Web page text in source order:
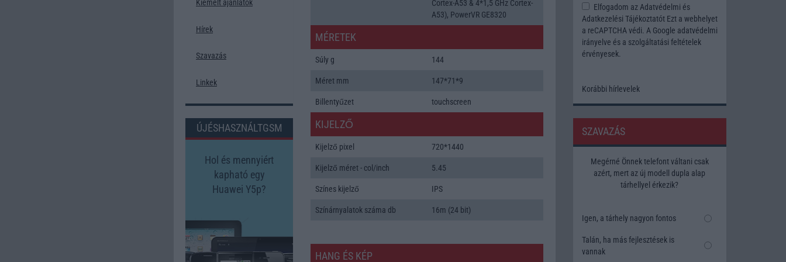
Kiemelt ajánlatok
Hírek
Szavazás
Linkek
ÚJÉSHASZNÁLTGSM
Hol és mennyiért
kapható egy
Huawei Y5p?
Cortex-A53 & 4*1,5 GHz Cortex-
A53), PowerVR GE8320
MÉRETEK
Súly g 144
Méret mm 147*71*9
Billentyűzet touchscreen
KIJELZŐ
Kijelző pixel 720*1440
Kijelző méret - col/inch 5.45
Színes kijelző IPS
Színárnyalatok száma db 16m (24 bit)
HANG ÉS KÉP
Elfogadom az Adatvédelmi és
Adatkezelési TájékoztatótEzt a webhelyet
a reCAPTCHA védi. A Google adatvédelmi
irányelve és a szolgáltatási feltételek
érvényesek.
Korábbi hírlevelek
SZAVAZÁS
Megérné Önnek telefont váltani csak
azért, mert az új modell dupla alap
tárhellyel érkezik?
Igen, a tárhely nagyon fontos
Talán, ha más fejlesztések is
vannak